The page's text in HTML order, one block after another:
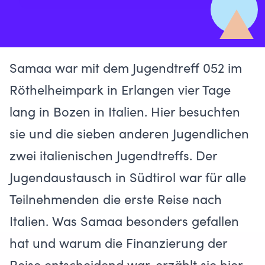
Samaa war mit dem Jugendtreff 052 im
Röthelheimpark in Erlangen vier Tage
lang in Bozen in Italien. Hier besuchten
sie und die sieben anderen Jugendlichen
zwei italienischen Jugendtreffs. Der
Jugendaustausch in Südtirol war für alle
Teilnehmenden die erste Reise nach
Italien. Was Samaa besonders gefallen
hat und warum die Finanzierung der